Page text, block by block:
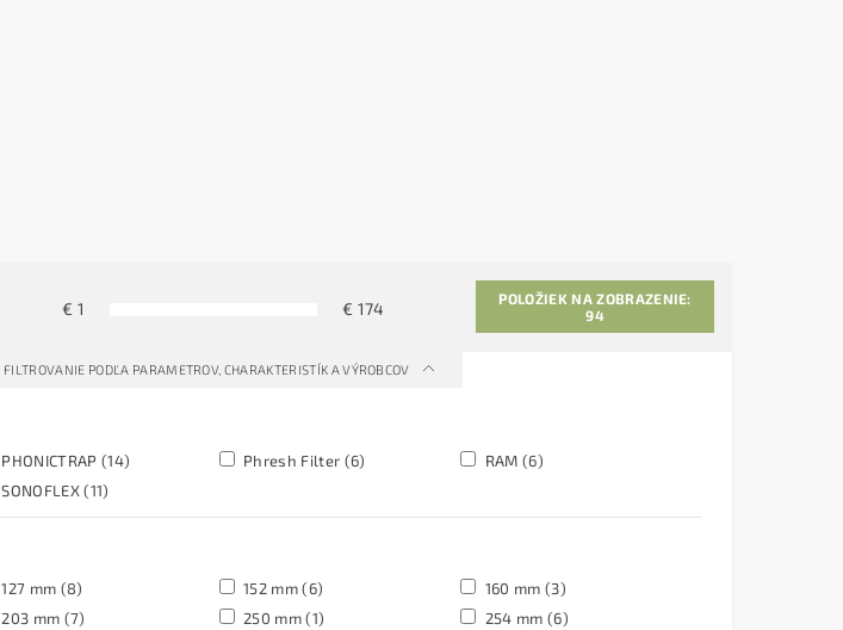
€ 1 € 174
POLOŽIEK NA ZOBRAZENIE:
94
FILTROVANIE PODĽA PARAMETROV, CHARAKTERISTÍK A VÝROBCOV
PHONICTRAP (14) Phresh Filter (6) RAM(6)
SONOFLEX(11)
127 mm (8) 152 mm(6) 160 mm (3)
203 mm (7) 250 mm(1) 254 mm (6)